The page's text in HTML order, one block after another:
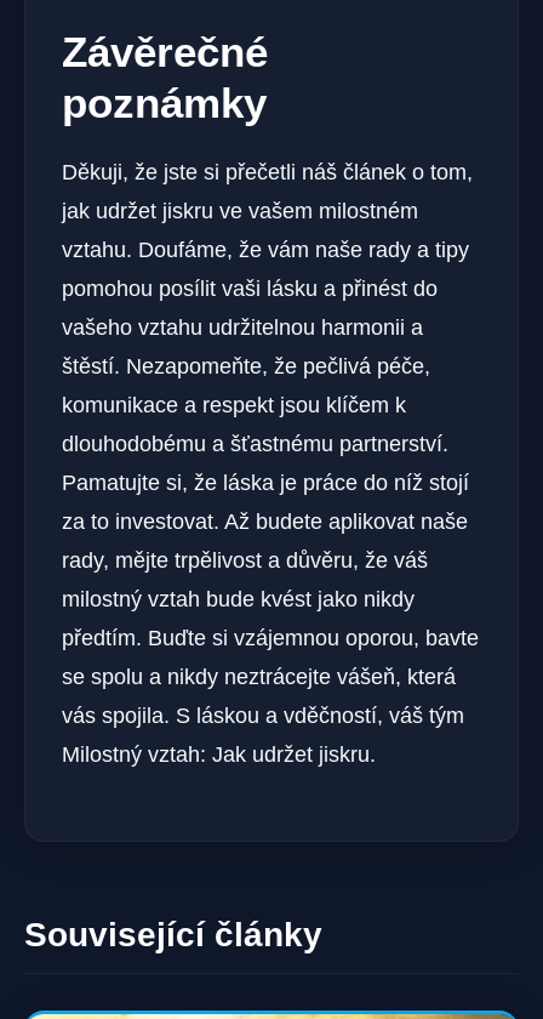
Závěrečné
poznámky
Děkuji, že jste si přečetli náš článek o tom,
jak udržet jiskru ve vašem milostném
vztahu. Doufáme, že vám naše rady a tipy
pomohou posílit vaši lásku a přinést do
vašeho vztahu udržitelnou harmonii a
štěstí. Nezapomeňte, že pečlivá péče,
komunikace a respekt jsou klíčem k
dlouhodobému a šťastnému partnerství.
Pamatujte si, že láska je práce do níž stojí
za to investovat. Až budete aplikovat naše
rady, mějte trpělivost a důvěru, že váš
milostný vztah bude kvést jako nikdy
předtím. Buďte si vzájemnou oporou, bavte
se spolu a nikdy neztrácejte vášeň, která
vás spojila. S láskou a vděčností, váš tým
Milostný vztah: Jak udržet jiskru.
Související články